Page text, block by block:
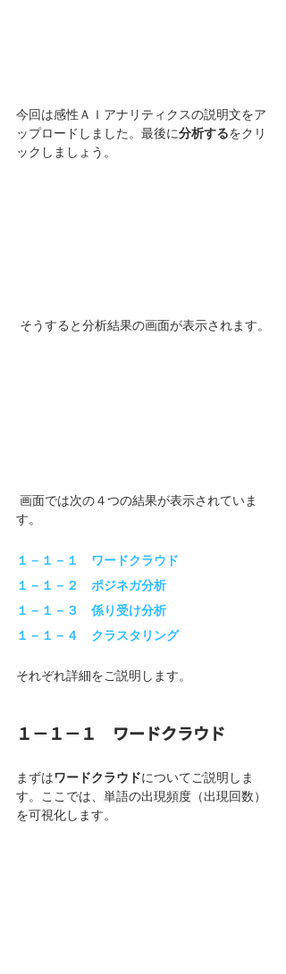
今回は感性ＡＩアナリティクスの説明文をア
ップロードしました。最後に分析するをクリ
ックしましょう。
そうすると分析結果の画面が表示されます。
画面では次の４つの結果が表示されていま
す。
１－１－１　ワードクラウド
１－１－２　ポジネガ分析
１－１－３　係り受け分析
１－１－４　クラスタリング
それぞれ詳細をご説明します。
１－１－１　ワードクラウド
まずはワードクラウドについてご説明しま
す。ここでは、単語の出現頻度（出現回数）
を可視化します。